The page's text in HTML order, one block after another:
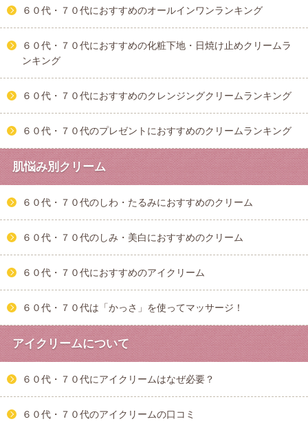
６０代・７０代におすすめのオールインワンランキング
６０代・７０代におすすめの化粧下地・日焼け止めクリームラ
ンキング
６０代・７０代におすすめのクレンジングクリームランキング
６０代・７０代のプレゼントにおすすめのクリームランキング
肌悩み別クリーム
６０代・７０代のしわ・たるみにおすすめのクリーム
６０代・７０代のしみ・美白におすすめのクリーム
６０代・７０代におすすめのアイクリーム
６０代・７０代は「かっさ」を使ってマッサージ！
アイクリームについて
６０代・７０代にアイクリームはなぜ必要？
６０代・７０代のアイクリームの口コミ